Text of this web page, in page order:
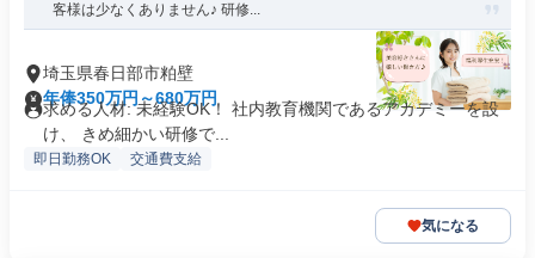
客様は少なくありません♪ 研修...
埼玉県春日部市粕壁
年俸350万円～680万円
求める人材: 未経験OK！ 社内教育機関であるアカデミーを設
け、 きめ細かい研修で...
即日勤務OK 交通費支給
気になる